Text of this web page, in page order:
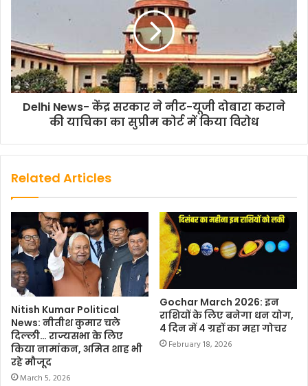
Delhi News- केंद्र सरकार ने नीट-यूजी दोबारा कराने
की याचिका का सुप्रीम कोर्ट में किया विरोध
Related Articles
Nitish Kumar Political
News: नीतीश कुमार चले
दिल्ली… राज्यसभा के लिए
किया नामांकन, अमित शाह भी
रहे मौजूद
March 5, 2026
Gochar March 2026: इन
राशियों के लिए बनेगा धन योग,
4 दिन में 4 ग्रहों का महा गोचर
February 18, 2026